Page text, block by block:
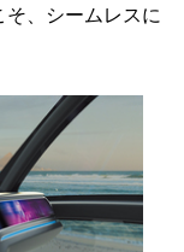
、シームレスに